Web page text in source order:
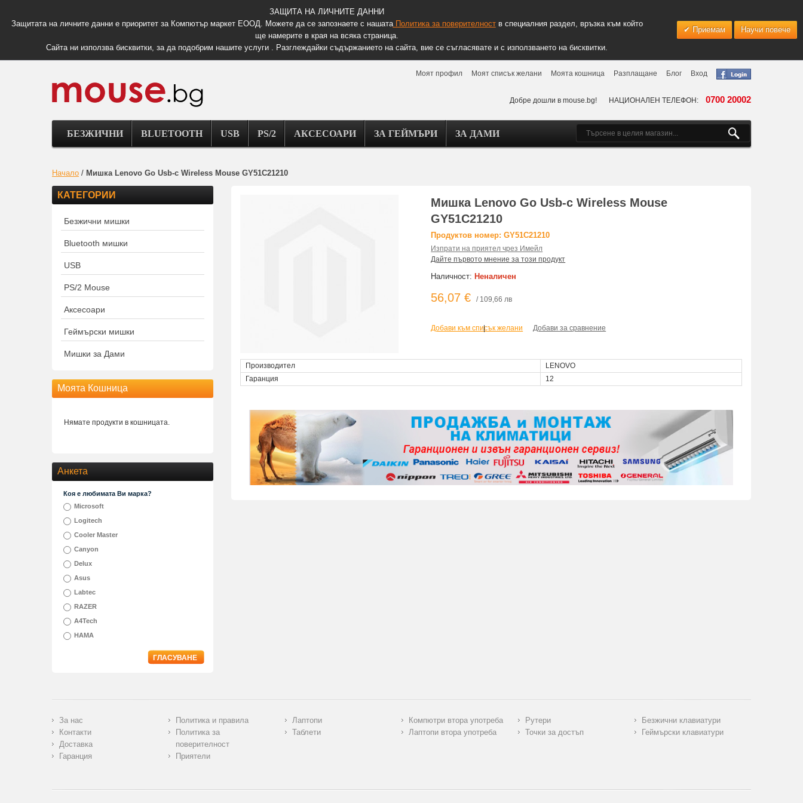
ЗАЩИТА НА ЛИЧНИТЕ ДАННИ
Защитата на личните данни е приоритет за Компютър маркет ЕООД. Можете да се запознаете с нашатаПолитика за поверителноств специалния раздел, връзка към който
ще намерите в края на всяка страница.
Сайта ни използва бисквитки, за да подобрим нашите услуги . Разглеждайки съдържанието на сайта, вие се съгласявате и с използването на бисквитки.
Приемам Научи повече
Моят профил Моят списък желани Моята кошница Разплащане Блог Вход
Добре дошли в mouse.bg! НАЦИОНАЛЕН ТЕЛЕФОН: 0700 20002
БЕЗЖИЧНИ BLUETOOTH USB PS/2 АКСЕСОАРИ ЗА ГЕЙМЪРИ ЗА ДАМИ
Начало / Мишка Lenovo Go Usb-c Wireless Mouse GY51C21210
Мишка Lenovo Go Usb-c Wireless Mouse
GY51C21210
Продуктов номер: GY51C21210
Изпрати на приятел чрез Имейл
Дайте първото мнение за този продукт
Наличност: Неналичен
56,07 € / 109,66 лв
Добави към списък желани
| Добави за сравнение
Производител
LENOVO
Гаранция
12
КАТЕГОРИИ
Безжични мишки
Bluetooth мишки
USB
PS/2 Mouse
Аксесоари
Геймърски мишки
Мишки за Дами
Моята Кошница
Нямате продукти в кошницата.
Анкета
Коя е любимата Ви марка?
Microsoft
Logitech
Cooler Master
Canyon
Delux
Asus
Labtec
RAZER
A4Tech
HAMA
ГЛАСУВАНЕ
За нас
Контакти
Доставка
Гаранция
Политика и правила
Политика за
поверителност
Приятели
Лаптопи
Таблети
Компютри втора употреба
Лаптопи втора употреба
Рутери
Точки за достъп
Безжични клавиатури
Геймърски клавиатури